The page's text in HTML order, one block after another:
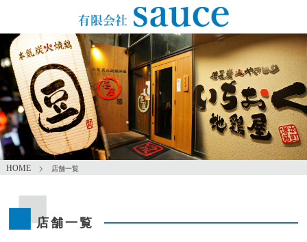
ホーム 店舗一覧
店舗一覧